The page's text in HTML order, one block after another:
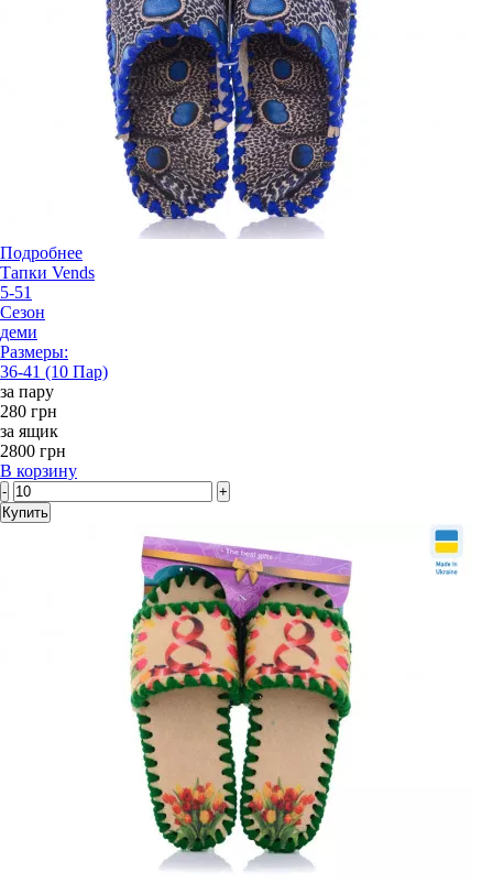
Подробнее
Тапки Vends
5-51
Сезон
деми
Размеры:
36-41 (10 Пар)
за пару
280 грн
за ящик
2800 грн
В корзину
-
+
Купить